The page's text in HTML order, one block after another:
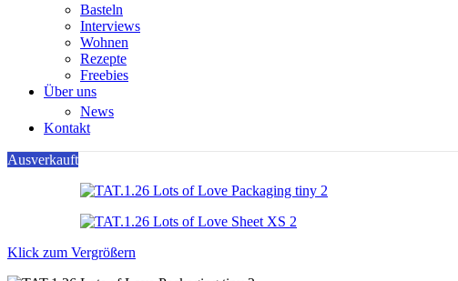
Basteln
Interviews
Wohnen
Rezepte
Freebies
Über uns
News
Kontakt
Ausverkauft
Klick zum Vergrößern